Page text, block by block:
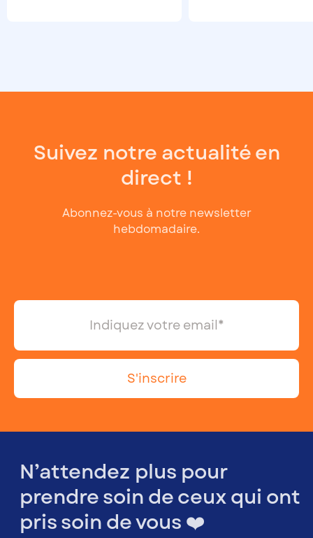
Suivez notre actualité en
direct !
Abonnez-vous à notre newsletter
hebdomadaire.
N’attendez plus pour
prendre soin de ceux qui ont
pris soin de vous ❤️